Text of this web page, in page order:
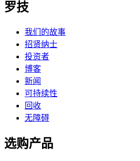
罗技
我们的故事
招贤纳士
投资者
博客
新闻
可持续性
回收
无障碍
选购产品